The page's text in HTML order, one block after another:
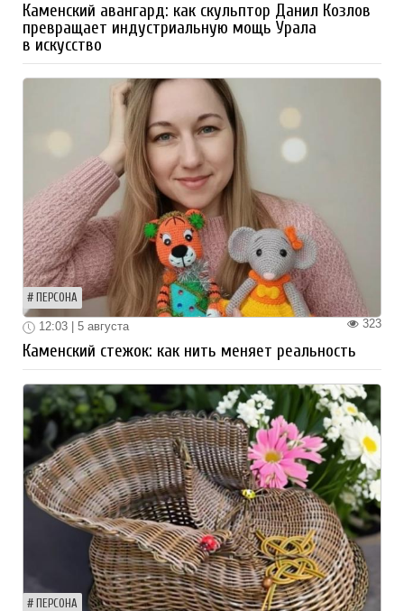
Каменский авангард: как скульптор Данил Козлов
превращает индустриальную мощь Урала
в искусство
ПЕРСОНА
323
12:03 | 5 августа
Каменский стежок: как нить меняет реальность
ПЕРСОНА